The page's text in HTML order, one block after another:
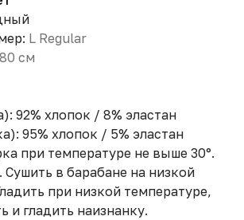
L Regular
см
92% хлопок / 8% эластан
95% хлопок / 5% эластан
при температуре не выше 30°.
Сушить в барабане на низкой
при низкой температуре,
и гладить наизнанку.